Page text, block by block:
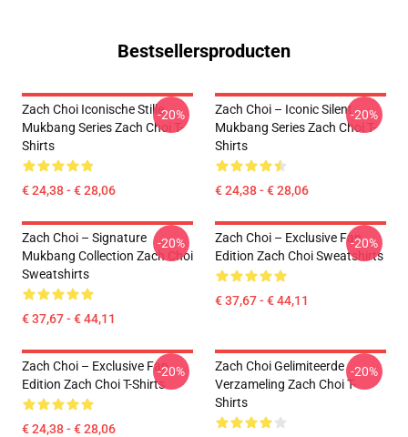
Bestsellersproducten
Zach Choi Iconische Stille
Mukbang Series Zach Choi T-
Shirts
€ 24,38 - € 28,06
-20%
Zach Choi – Iconic Silent
Mukbang Series Zach Choi T-
Shirts
€ 24,38 - € 28,06
-20%
Zach Choi – Signature
Mukbang Collection Zach Choi
Sweatshirts
€ 37,67 - € 44,11
-20%
Zach Choi – Exclusive Fan
Edition Zach Choi Sweatshirts
€ 37,67 - € 44,11
-20%
Zach Choi – Exclusive Fan
Edition Zach Choi T-Shirts
€ 24,38 - € 28,06
-20%
Zach Choi Gelimiteerde
Verzameling Zach Choi T-
Shirts
-20%